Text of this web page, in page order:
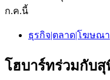
ก.ค.นี้
ธุรกิจ|ตลาด|โฆษณ
โฮบาร์ทร่วมกับ